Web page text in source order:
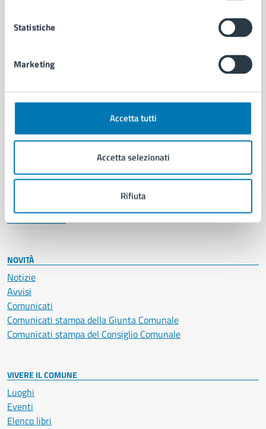
Statistiche
Marketing
Accetta tutti
Accetta selezionati
Rifiuta
CATEGORIE DI SERVIZIO
Autorizzazioni
Documenti e certificati
Giustizia e sicurezza pubblica
Imprese e commercio
Salute, benessere e assistenza
Vita lavorativa
NOVITÀ
Notizie
Avvisi
Comunicati
Comunicati stampa della Giunta Comunale
Comunicati stampa del Consiglio Comunale
VIVERE IL COMUNE
Luoghi
Eventi
Elenco libri